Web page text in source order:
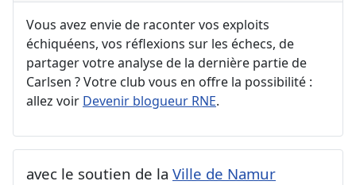
Vous avez envie de raconter vos exploits
échiquéens, vos réflexions sur les échecs, de
partager votre analyse de la dernière partie de
Carlsen ? Votre club vous en offre la possibilité :
allez voir Devenir blogueur RNE.
avec le soutien de la Ville de Namur